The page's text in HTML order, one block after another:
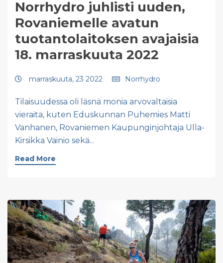
Norrhydro juhlisti uuden,
Rovaniemelle avatun
tuotantolaitoksen avajaisia
18. marraskuuta 2022
marraskuuta, 23 2022 Norrhydro
Tilaisuudessa oli läsnä monia arvovaltaisia
vieraita, kuten Eduskunnan Puhemies Matti
Vanhanen, Rovaniemen Kaupunginjohtaja Ulla-
Kirsikka Vainio sekä...
Read More